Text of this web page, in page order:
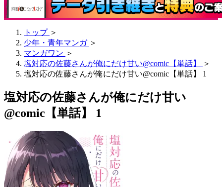
トップ ＞
少年・青年マンガ ＞
マンガワン ＞
塩対応の佐藤さんが俺にだけ甘い@comic【単話】
＞
塩対応の佐藤さんが俺にだけ甘い@comic【単話】 1
塩対応の佐藤さんが俺にだけ甘い
@comic【単話】 1